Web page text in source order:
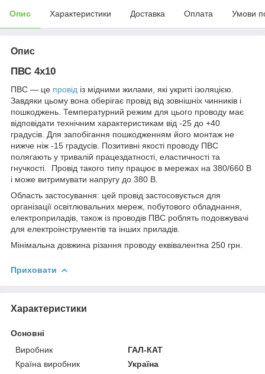
Опис Характеристики Доставка Оплата Умови
Опис
ПВС 4х10
ПВС — це провід із мідними жилами, які укриті ізоляцією.
Завдяки цьому вона оберігає провід від зовнішніх чинників і
пошкоджень. Температурний режим для цього проводу має
відповідати технічним характеристикам від -25 до +40
градусів. Для запобігання пошкодженням його монтаж не
нижче ніж -15 градусів. Позитивні якості проводу ПВС
полягають у тривалій працездатності, еластичності та
гнучкості. Провід такого типу працює в мережах на 380/660 В
і може витримувати напругу до 380 В.
Область застосування: цей провід застосовується для
організації освітлювальних мереж, побутового обладнання,
електроприладів, також із проводів ПВС роблять подовжувачі
для електроінструментів та інших приладів.
Мінімальна довжина різання проводу еквівалентна 250 грн.
Приховати
Характеристики
Основні
Виробник
ГАЛ-КАТ
Країна виробник
Україна